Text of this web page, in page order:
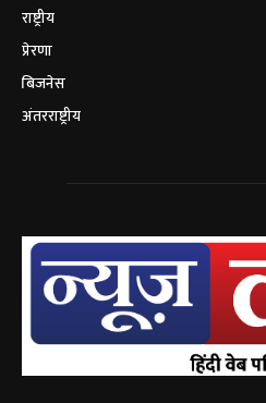
राष्ट्रीय
प्रेरणा
बिजनेस
अंतरराष्ट्रीय